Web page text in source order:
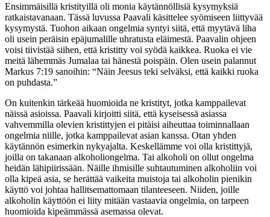
Ensimmäisillä kristityillä oli monia käytännöllisiä kysymyksiä
ratkaistavanaan. Tässä luvussa Paavali käsittelee syömiseen liittyvää
kysymystä. Tuohon aikaan ongelmia syntyi siitä, että myytävä liha
oli usein peräisin epäjumalille uhratusta eläimestä. Paavalin ohjeen
voisi tiivistää siihen, että kristitty voi syödä kaikkea. Ruoka ei vie
meitä lähemmäs Jumalaa tai hänestä poispäin. Olen usein palannut
Markus 7:19 sanoihin: “Näin Jeesus teki selväksi, että kaikki ruoka
on puhdasta.”
On kuitenkin tärkeää huomioida ne kristityt, jotka kamppailevat
näissä asioissa. Paavali kirjoitti siitä, että kyseisessä asiassa
vahvemmilla olevien kristittyjen ei pitäisi aiheuttaa toiminnallaan
ongelmia niille, jotka kamppailevat asian kanssa. Otan yhden
käytännön esimerkin nykyajalta. Keskellämme voi olla kristittyjä,
joilla on takanaan alkoholiongelma. Tai alkoholi on ollut ongelma
heidän lähipiirissään. Näille ihmisille suhtautuminen alkoholiin voi
olla kipeä asia, se herättää vaikeita muistoja tai alkoholin pienikin
käyttö voi johtaa hallitsemattomaan tilanteeseen. Niiden, joille
alkoholin käyttöön ei liity mitään vastaavia ongelmia, on tarpeen
huomioida kipeämmässä asemassa olevat.